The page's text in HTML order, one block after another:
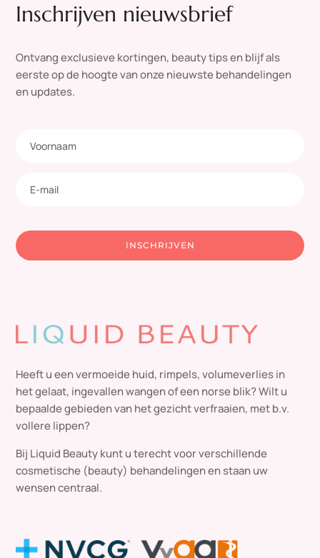
Inschrijven nieuwsbrief
Ontvang exclusieve kortingen, beauty tips en blijf als
eerste op de hoogte van onze nieuwste behandelingen
en updates.
INSCHRIJVEN
Heeft u een vermoeide huid, rimpels, volumeverlies in
het gelaat, ingevallen wangen of een norse blik? Wilt u
bepaalde gebieden van het gezicht verfraaien, met b.v.
vollere lippen?
Bij Liquid Beauty kunt u terecht voor verschillende
cosmetische (beauty) behandelingen en staan uw
wensen centraal.